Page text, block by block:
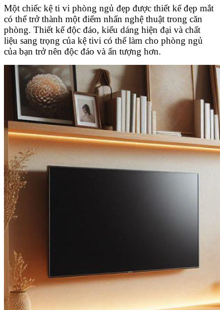
Một chiếc kệ ti vi phòng ngủ đẹp được thiết kế đẹp mắt
có thể trở thành một điểm nhấn nghệ thuật trong căn
phòng. Thiết kế độc đáo, kiểu dáng hiện đại và chất
liệu sang trọng của kệ tivi có thể làm cho phòng ngủ
của bạn trở nên độc đáo và ấn tượng hơn.